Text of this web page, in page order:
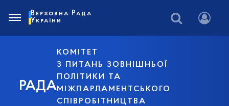
РАДА
КОМІТЕТ
З ПИТАНЬ ЗОВНІШНЬОЇ
ПОЛІТИКИ ТА
МІЖПАРЛАМЕНТСЬКОГО
СПІВРОБІТНИЦТВА
Верховна Рада
України